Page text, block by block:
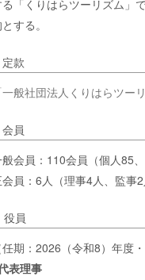
「くりはらツーリズム」
する。
定款
一般社団法人くりはらツー
員
般会員：110会員（個人85
会員：6人（理事4人、監事2
役員
任期：2026（令和8）年度
表理事